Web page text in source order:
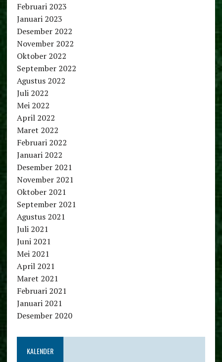
Februari 2023
Januari 2023
Desember 2022
November 2022
Oktober 2022
September 2022
Agustus 2022
Juli 2022
Mei 2022
April 2022
Maret 2022
Februari 2022
Januari 2022
Desember 2021
November 2021
Oktober 2021
September 2021
Agustus 2021
Juli 2021
Juni 2021
Mei 2021
April 2021
Maret 2021
Februari 2021
Januari 2021
Desember 2020
KALENDER